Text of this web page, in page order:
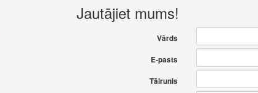
Jautājiet mums!
Vārds
E-pasts
Tālrunis